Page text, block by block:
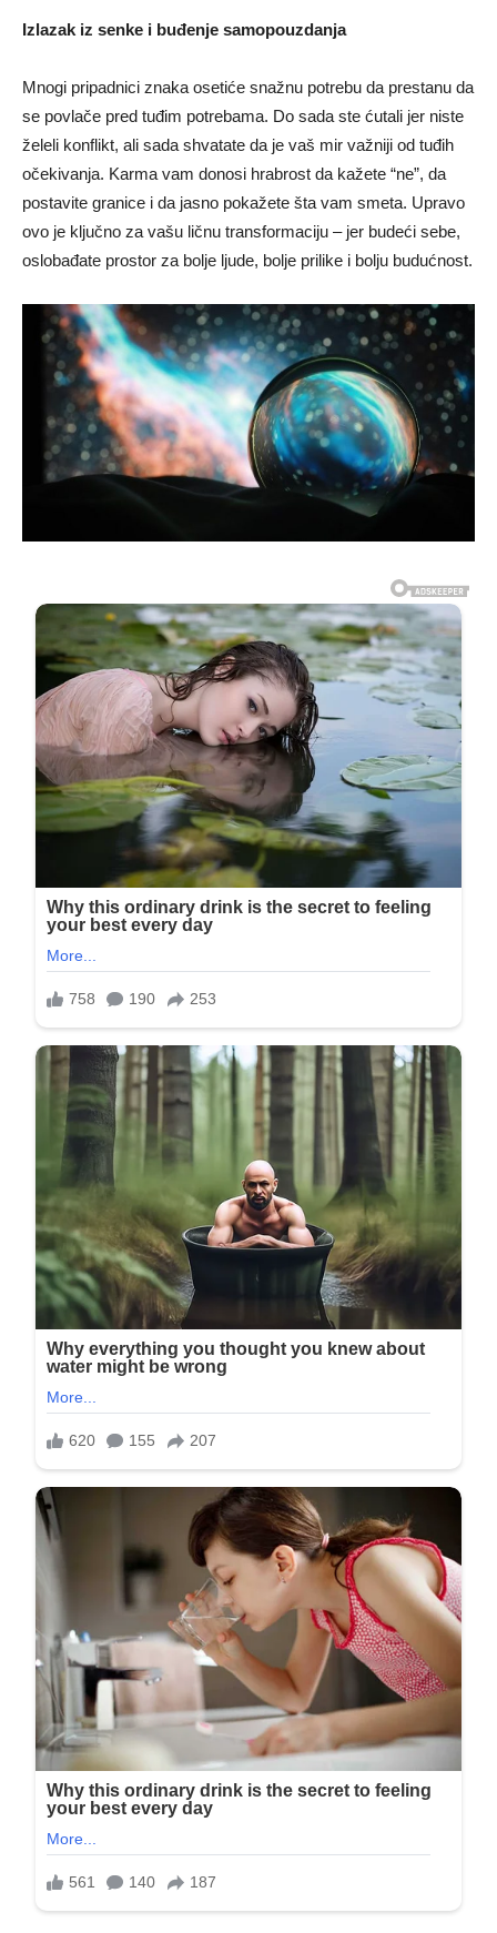
Izlazak iz senke i buđenje samopouzdanja
Mnogi pripadnici znaka osetiće snažnu potrebu da prestanu da
se povlače pred tuđim potrebama. Do sada ste ćutali jer niste
želeli konflikt, ali sada shvatate da je vaš mir važniji od tuđih
očekivanja. Karma vam donosi hrabrost da kažete “ne”, da
postavite granice i da jasno pokažete šta vam smeta. Upravo
ovo je ključno za vašu ličnu transformaciju – jer budeći sebe,
oslobađate prostor za bolje ljude, bolje prilike i bolju budućnost.